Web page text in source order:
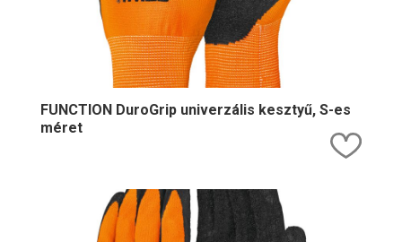
FUNCTION DuroGrip univerzális kesztyű, S-es
méret